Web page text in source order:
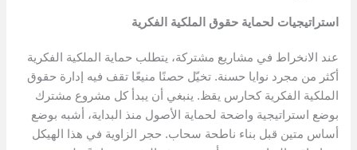
استراتيجيات لحماية حقوق الملكية الفكرية
عند الانخراط في مشاريع مشتركة، يتطلب حماية الملكية الفكرية
أكثر من مجرد نوايا حسنة. تخيّل حصنًا منيعًا تقف فيه إدارة حقوق
الملكية الفكرية كحارس يقظ. ينبغي أن يبدأ كل مشروع مشترك
بوضع استراتيجية واضحة لحماية الأصول منذ البداية، أشبه بوضع
أساس متين قبل بناء ناطحة سحاب. حجر الزاوية في هذا الهيكل